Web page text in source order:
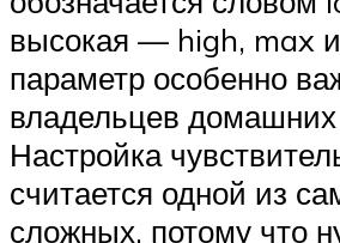
высокая — high, max
параметр особенно
владельцев
Настройка
считается одной из
сложных, потому что